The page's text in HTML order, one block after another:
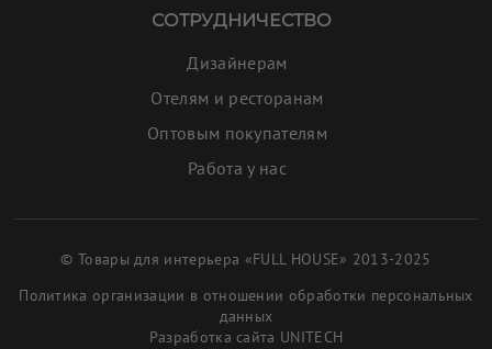
СОТРУДНИЧЕСТВО
Дизайнерам
Отелям и ресторанам
Оптовым покупателям
Работа у нас
© Товары для интерьера «FULL HOUSE» 2013-2025
Политика организации в отношении обработки персональных
данных
Разработка сайта UNITECH